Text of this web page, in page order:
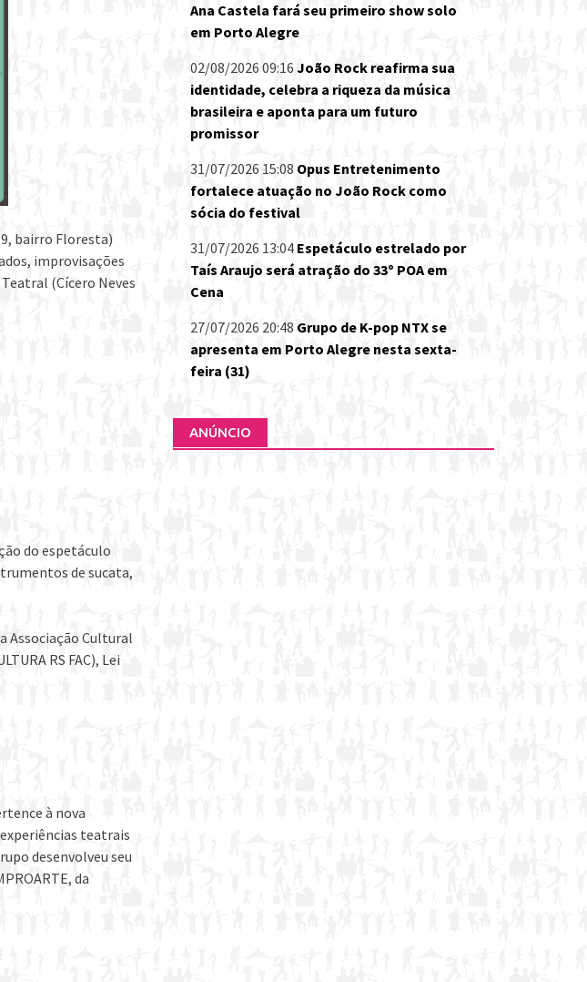
bairro Floresta)
improvisações
(Cícero Neves
do espetáculo
de sucata,
Associação Cultural
RS FAC), Lei
à nova
teatrais
desenvolveu seu
da
Ana Castela fará seu primeiro show solo
em Porto Alegre
02/08/2026 09:16 João Rock reafirma sua
identidade, celebra a riqueza da música
brasileira e aponta para um futuro
promissor
31/07/2026 15:08 Opus Entretenimento
fortalece atuação no João Rock como
sócia do festival
31/07/2026 13:04 Espetáculo estrelado por
Taís Araujo será atração do 33º POA em
Cena
27/07/2026 20:48 Grupo de K-pop NTX se
apresenta em Porto Alegre nesta sexta-
feira (31)
ANÚNCIO